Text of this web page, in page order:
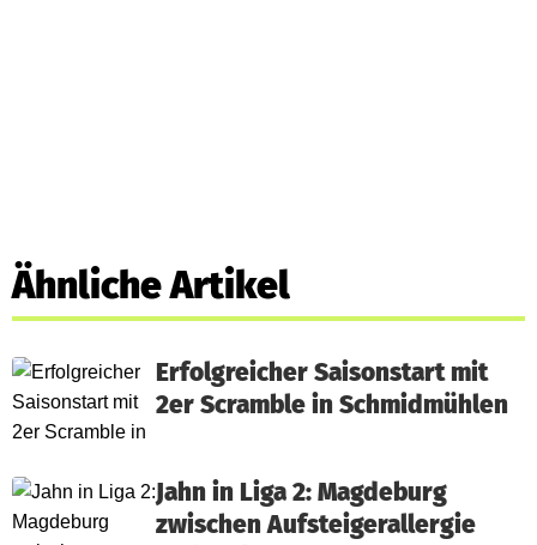
Ähnliche Artikel
Erfolgreicher Saisonstart mit
2er Scramble in Schmidmühlen
Jahn in Liga 2: Magdeburg
zwischen Aufsteigerallergie